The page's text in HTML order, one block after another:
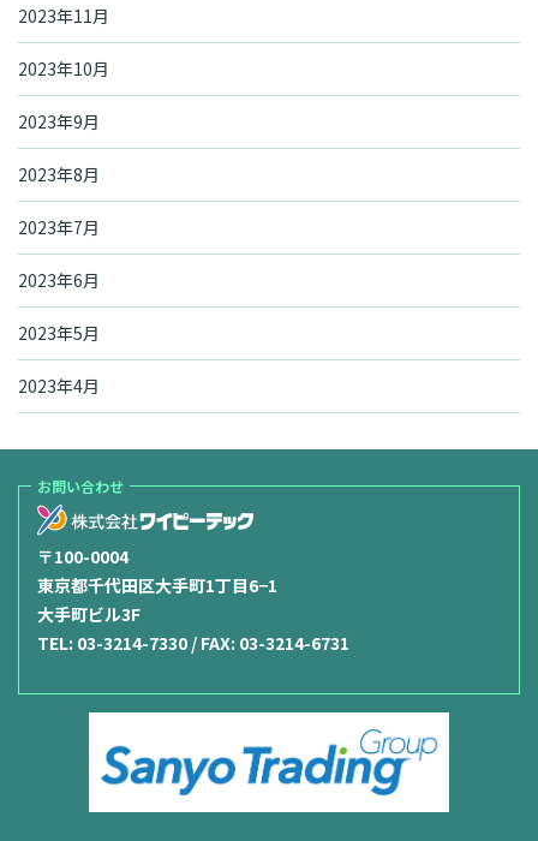
2023年11月
2023年10月
2023年9月
2023年8月
2023年7月
2023年6月
2023年5月
2023年4月
お問い合わせ
〒100-0004
東京都千代田区大手町1丁目6−1
大手町ビル3F
TEL: 03-3214-7330 / FAX: 03-3214-6731